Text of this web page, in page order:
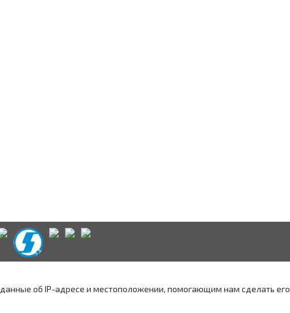
об IP-адресе и местоположении, помогающим нам сделать его